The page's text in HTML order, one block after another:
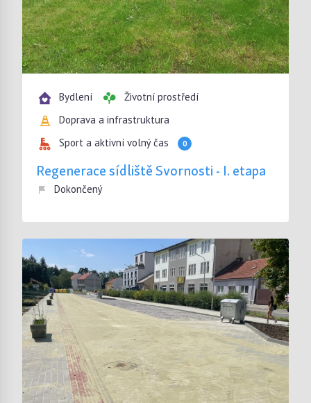
Bydlení
Životní prostředí
Doprava a infrastruktura
Sport a aktivní volný čas
0
Regenerace sídliště Svornosti - I. etapa
Dokončený